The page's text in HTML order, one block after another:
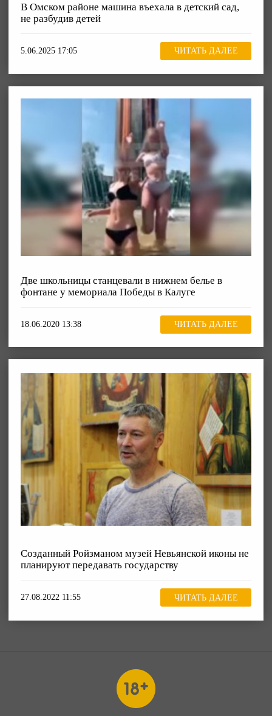
В Омском районе машина въехала в детский сад,
не разбудив детей
5.06.2025 17:05 ЧИТАТЬ ДАЛЕЕ
Две школьницы станцевали в нижнем белье в
фонтане у мемориала Победы в Калуге
18.06.2020 13:38 ЧИТАТЬ ДАЛЕЕ
Созданный Ройзманом музей Невьянской иконы не
планируют передавать государству
27.08.2022 11:55 ЧИТАТЬ ДАЛЕЕ